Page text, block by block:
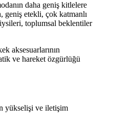
daha geniş kitlelere
geniş etekli, çok katmanlı
toplumsal beklentiler
aksesuarlarının
ve hareket özgürlüğü
yükselişi ve iletişim